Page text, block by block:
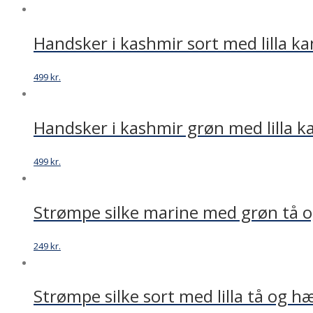
Handsker i kashmir sort med lilla
499kr.
Handsker i kashmir grøn med lilla
499kr.
Strømpe silke marine med grøn tå
249kr.
Strømpe silke sort med lilla tå og